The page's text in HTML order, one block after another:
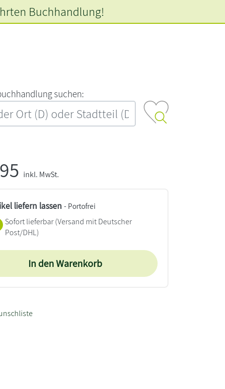
‍s‍u‍c‍h‍e‍n‍:‍
Buchhandlung!
inkl. MwSt.
liefern lassen - Portofrei
Sofort lieferbar(Versand mit Deutscher
Post/DHL)
In den Warenkorb